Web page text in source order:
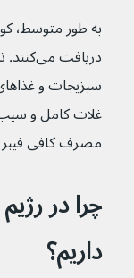
مصرف کافی
چرا در
داریم؟